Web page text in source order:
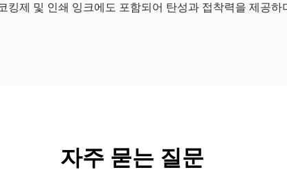
킹제 및 인쇄 잉크에도 포함되어 탄성과 접착력을 제공
자주 묻는 질문